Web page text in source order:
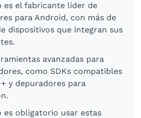
es el fabricante líder de
para Android, con más de
dispositivos que integran sus
avanzadas para
como SDKs compatibles
y depuradores para
es obligatorio usar estas